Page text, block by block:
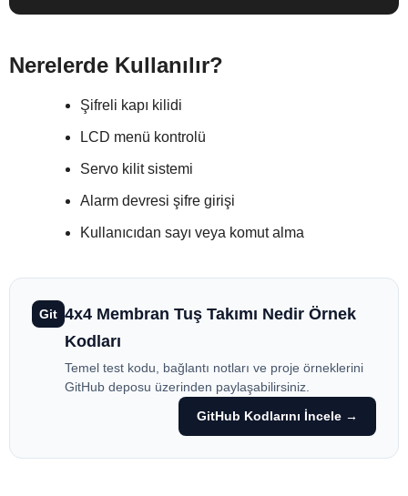
Nerelerde Kullanılır?
Şifreli kapı kilidi
LCD menü kontrolü
Servo kilit sistemi
Alarm devresi şifre girişi
Kullanıcıdan sayı veya komut alma
Git 4x4 Membran Tuş Takımı Nedir Örnek
Kodları
Temel test kodu, bağlantı notları ve proje örneklerini
GitHub deposu üzerinden paylaşabilirsiniz.
GitHub Kodlarını İncele →